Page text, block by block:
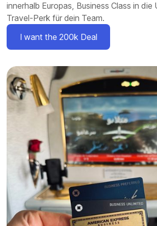
innerhalb Europas, Business Class in die
Travel-Perk für dein Team.
I want the 200k Deal